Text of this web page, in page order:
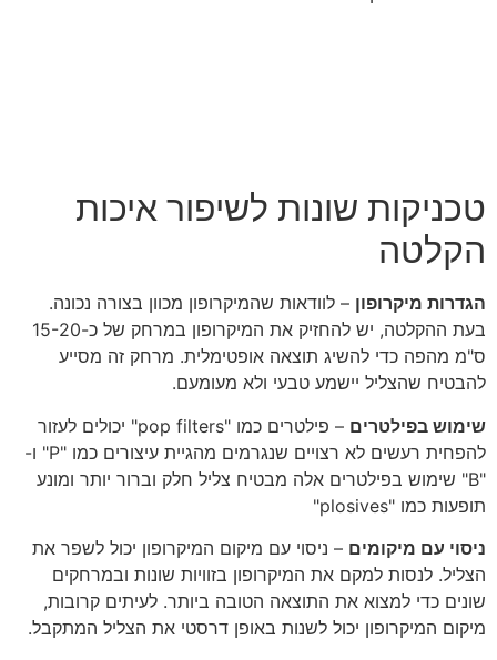
טכניקות שונות לשיפור איכות
הקלטה
הגדרות מיקרופון – לוודאות שהמיקרופון מכוון בצורה נכונה.
בעת ההקלטה, יש להחזיק את המיקרופון במרחק של כ-15-20
ס"מ מהפה כדי להשיג תוצאה אופטימלית. מרחק זה מסייע
להבטיח שהצליל יישמע טבעי ולא מעומעם.
שימוש בפילטרים
– פילטרים כמו "pop filters" יכולים לעזור
להפחית רעשים לא רצויים שנגרמים מהגיית עיצורים כמו "P" ו-
"B" שימוש בפילטרים אלה מבטיח צליל חלק וברור יותר ומונע
תופעות כמו "plosives"
ניסוי עם מיקומים – ניסוי עם מיקום המיקרופון יכול לשפר את
הצליל. לנסות למקם את המיקרופון בזוויות שונות ובמרחקים
שונים כדי למצוא את התוצאה הטובה ביותר. לעיתים קרובות,
מיקום המיקרופון יכול לשנות באופן דרסטי את הצליל המתקבל.